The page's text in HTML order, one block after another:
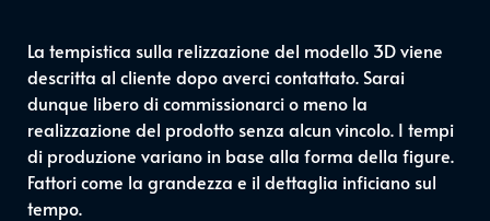
La tempistica sulla relizzazione del modello 3D viene
descritta al cliente dopo averci contattato. Sarai
dunque libero di commissionarci o meno la
realizzazione del prodotto senza alcun vincolo. I tempi
di produzione variano in base alla forma della figure.
Fattori come la grandezza e il dettaglia inficiano sul
tempo.